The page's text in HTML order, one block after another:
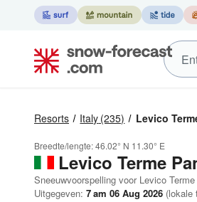
Resorts Italy (235) Levico
Breedte/lengte:46.02° N 11.30° E
Levico Terme
Sneeuwvoorspelling voor Levico
Uitgegeven: 7 am 06 Aug 2026 (lokale